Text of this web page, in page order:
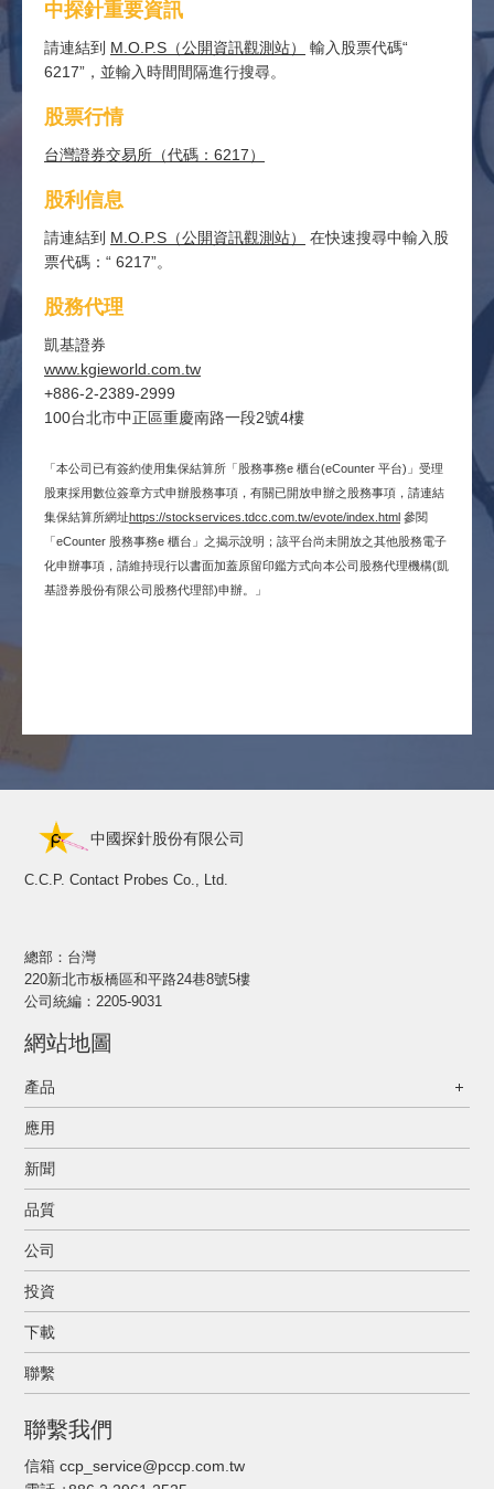
中探針重要資訊
請連結到 M.O.P.S（公開資訊觀測站）
輸入股票代碼“
6217”，並輸入時間間隔進行搜尋。
股票行情
台灣證券交易所（代碼：6217）
股利信息
請連結到 M.O.P.S（公開資訊觀測站）
在快速搜尋中輸入股
票代碼：“ 6217”。
股務代理
凱基證券
www.kgieworld.com.tw
+886-2-2389-2999
100台北市中正區重慶南路一段2號4樓
「本公司已有簽約使用集保結算所「股務事務e 櫃台(eCounter 平台)」受理
股東採用數位簽章方式申辦股務事項，有關已開放申辦之股務事項，請連結
集保結算所網址https://stockservices.tdcc.com.tw/evote/index.html 參閱
「eCounter 股務事務e 櫃台」之揭示說明；該平台尚未開放之其他股務電子
化申辦事項，請維持現行以書面加蓋原留印鑑方式向本公司股務代理機構(凱
基證券股份有限公司股務代理部)申辦。」
中國探針股份有限公司
C.C.P. Contact Probes Co., Ltd.
總部：台灣
220新北市板橋區和平路24巷8號5樓
公司統編：2205-9031
網站地圖
產品
應用
新聞
品質
公司
投資
下載
聯繫
聯繫我們
信箱 ccp_service@pccp.com.tw